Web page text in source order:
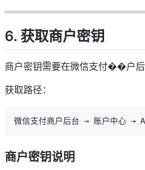
6. 获取商户密钥
商户密钥需要在微信支付��户后
获取路径：
商户密钥说明